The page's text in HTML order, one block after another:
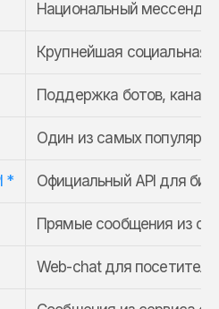
Национальный
Крупнейшая социальная
Поддержка ботов,
Один из самых
* Официальный API для
Прямые сообщения из
Web-chat для